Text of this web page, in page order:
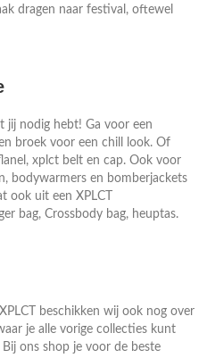
dragen naar festival, oftewel
jij nodig hebt! Ga voor een
broek voor een chill look. Of
xplct belt en cap. Ook voor
bodywarmers en bomberjackets
ook uit een XPLCT
bag, Crossbody bag, heuptas.
beschikken wij ook nog over
je alle vorige collecties kunt
ons shop je voor de beste